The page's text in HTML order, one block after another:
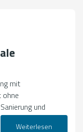
mit
ohne
und
Weiterlesen